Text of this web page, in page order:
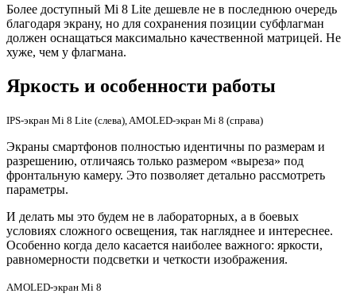
Более доступный Mi 8 Lite дешевле не в последнюю очередь
благодаря экрану, но для сохранения позиции субфлагман
должен оснащаться максимально качественной матрицей. Не
хуже, чем у флагмана.
Яркость и особенности работы
IPS-экран Mi 8 Lite (слева), AMOLED-экран Mi 8 (справа)
Экраны смартфонов полностью идентичны по размерам и
разрешению, отличаясь только размером «выреза» под
фронтальную камеру. Это позволяет детально рассмотреть
параметры.
И делать мы это будем не в лабораторных, а в боевых
условиях сложного освещения, так нагляднее и интереснее.
Особенно когда дело касается наиболее важного: яркости,
равномерности подсветки и четкости изображения.
AMOLED-экран Mi 8